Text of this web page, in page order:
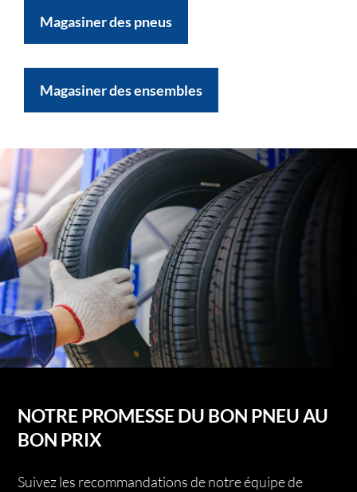
Magasiner des pneus
Magasiner des ensembles
NOTRE PROMESSE DU BON PNEU AU
BON PRIX
Suivez les recommandations de notre équipe de